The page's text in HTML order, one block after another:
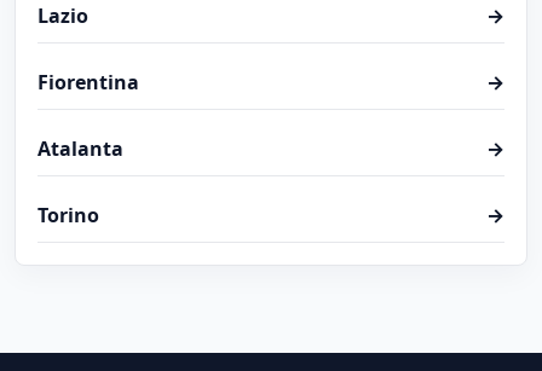
Lazio →
Fiorentina →
Atalanta →
Torino →